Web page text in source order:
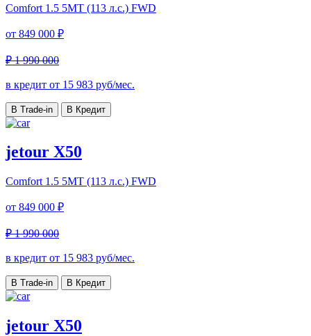
Comfort 1.5 5MT (113 л.с.) FWD
от 849 000 ₽
₽ 1 990 000
в кредит от 15 983 руб/мес.
В Trade-in В Кредит
jetour X50
Comfort 1.5 5MT (113 л.с.) FWD
от 849 000 ₽
₽ 1 990 000
в кредит от 15 983 руб/мес.
В Trade-in В Кредит
jetour X50